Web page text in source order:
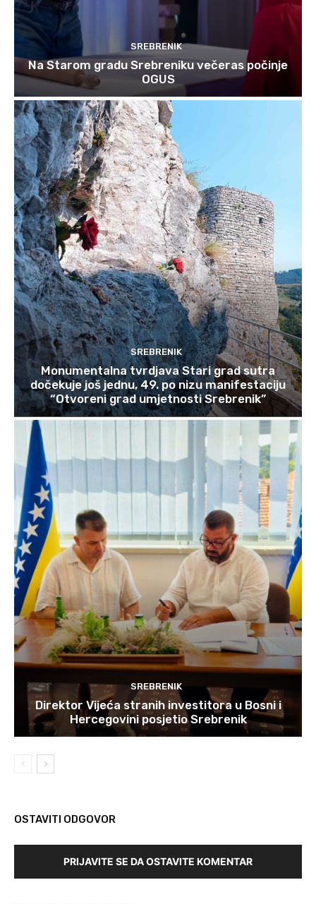
SREBRENIK
Na Starom gradu Srebreniku večeras počinje
OGUS
SREBRENIK
Monumentalna tvrdjava Stari grad sutra
dočekuje još jednu, 49. po nizu manifestaciju
“Otvoreni grad umjetnosti Srebrenik”
SREBRENIK
Direktor Vijeća stranih investitora u Bosni i
Hercegovini posjetio Srebrenik
OSTAVITI ODGOVOR
PRIJAVITE SE DA OSTAVITE KOMENTAR